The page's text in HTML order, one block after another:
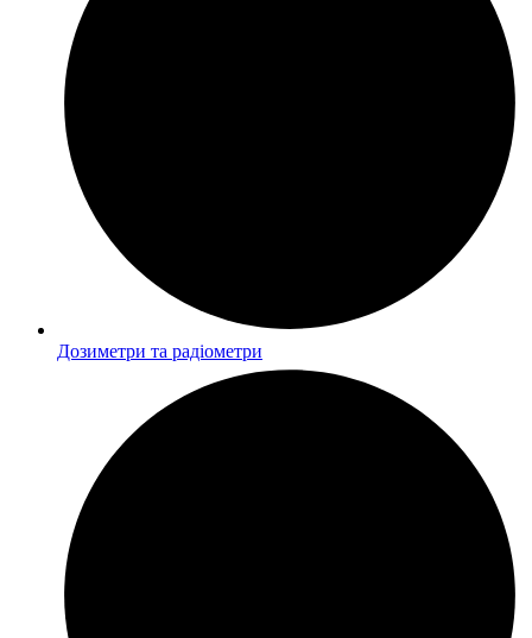
Дозиметри та радіометри